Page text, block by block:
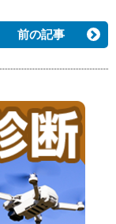
前の記事